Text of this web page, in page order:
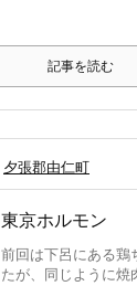
記事を読む
夕張郡由仁町
東京ホルモン
前回は下呂にある鶏
たが、同じように焼